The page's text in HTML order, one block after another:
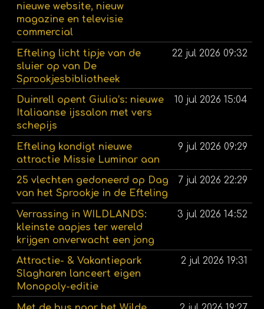
nieuwe website, nieuw
magazine en televisie
commercial
Efteling licht tipje van de
sluier op van De
Sprookjesbibliotheek
22 jul 2026 09:32
Duinrell opent Giulia’s: nieuwe
Italiaanse ijssalon met vers
schepijs
10 jul 2026 15:04
Efteling kondigt nieuwe
attractie Missie Luminar aan
9 jul 2026 09:29
25 vlechten gedoneerd op Dag
van het Sprookje in de Efteling
7 jul 2026 22:29
Verrassing in WILDLANDS:
kleinste aapjes ter wereld
krijgen onverwacht een jong
3 jul 2026 14:52
Attractie- & Vakantiepark
Slagharen lanceert eigen
Monopoly-editie
2 jul 2026 19:31